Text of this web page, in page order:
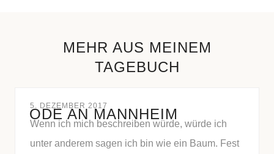
MEHR AUS MEINEM
TAGEBUCH
5. DEZEMBER 2017
ODE AN MANNHEIM
Wenn ich mich beschreiben würde, würde ich
unter anderem sagen ich bin wie ein Baum. Fest